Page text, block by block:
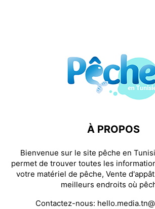
À PROPOS
Bienvenue sur le site pêche en
permet de trouver toutes les
votre matériel de pêche, Vente
meilleurs endroits où
Contactez-nous: